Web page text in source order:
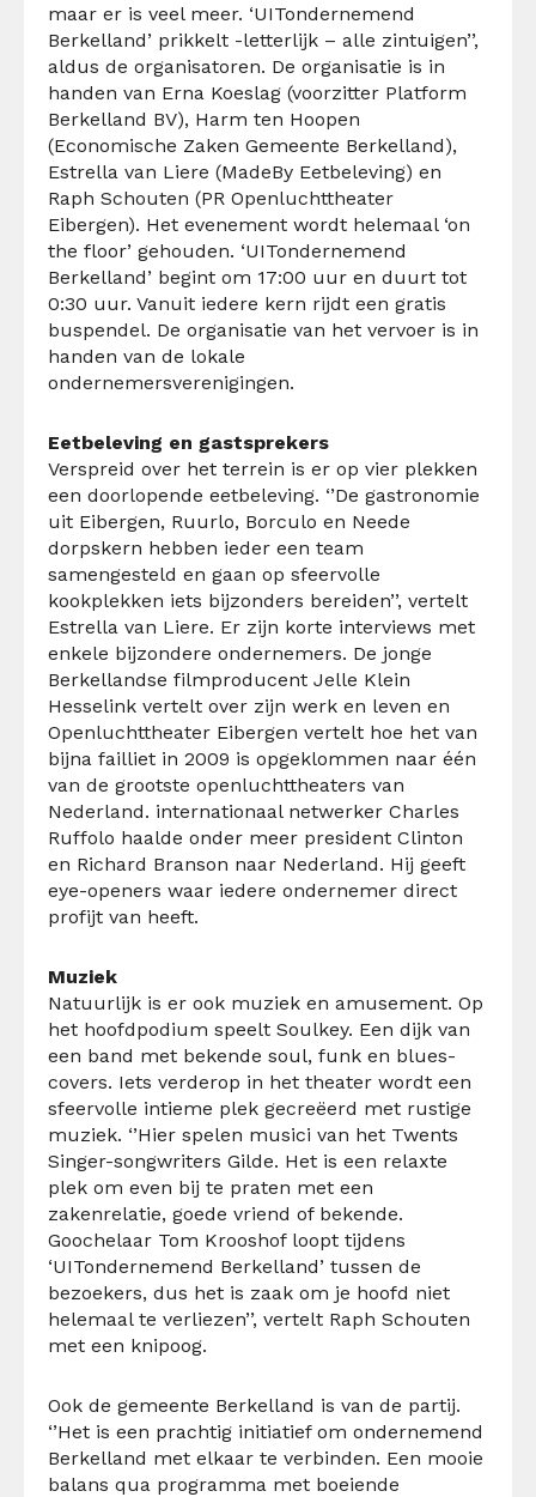
maar er is veel meer. ‘UITondernemend
Berkelland’ prikkelt -letterlijk – alle zintuigen’’,
aldus de organisatoren. De organisatie is in
handen van Erna Koeslag (voorzitter Platform
Berkelland BV), Harm ten Hoopen
(Economische Zaken Gemeente Berkelland),
Estrella van Liere (MadeBy Eetbeleving) en
Raph Schouten (PR Openluchttheater
Eibergen). Het evenement wordt helemaal ‘on
the floor’ gehouden. ‘UITondernemend
Berkelland’ begint om 17:00 uur en duurt tot
0:30 uur. Vanuit iedere kern rijdt een gratis
buspendel. De organisatie van het vervoer is in
handen van de lokale
ondernemersverenigingen.
Eetbeleving en gastsprekers
Verspreid over het terrein is er op vier plekken
een doorlopende eetbeleving. ‘’De gastronomie
uit Eibergen, Ruurlo, Borculo en Neede
dorpskern hebben ieder een team
samengesteld en gaan op sfeervolle
kookplekken iets bijzonders bereiden’’, vertelt
Estrella van Liere. Er zijn korte interviews met
enkele bijzondere ondernemers. De jonge
Berkellandse filmproducent Jelle Klein
Hesselink vertelt over zijn werk en leven en
Openluchttheater Eibergen vertelt hoe het van
bijna failliet in 2009 is opgeklommen naar één
van de grootste openluchttheaters van
Nederland. internationaal netwerker Charles
Ruffolo haalde onder meer president Clinton
en Richard Branson naar Nederland. Hij geeft
eye-openers waar iedere ondernemer direct
profijt van heeft.
Muziek
Natuurlijk is er ook muziek en amusement. Op
het hoofdpodium speelt Soulkey. Een dijk van
een band met bekende soul, funk en blues-
covers. Iets verderop in het theater wordt een
sfeervolle intieme plek gecreëerd met rustige
muziek. ‘’Hier spelen musici van het Twents
Singer-songwriters Gilde. Het is een relaxte
plek om even bij te praten met een
zakenrelatie, goede vriend of bekende.
Goochelaar Tom Krooshof loopt tijdens
‘UITondernemend Berkelland’ tussen de
bezoekers, dus het is zaak om je hoofd niet
helemaal te verliezen’’, vertelt Raph Schouten
met een knipoog.
Ook de gemeente Berkelland is van de partij.
‘’Het is een prachtig initiatief om ondernemend
Berkelland met elkaar te verbinden. Een mooie
balans qua programma met boeiende